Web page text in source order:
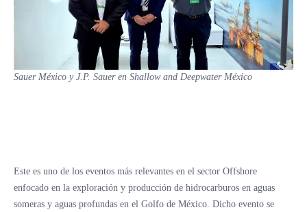
Sauer México y J.P. Sauer en Shallow and Deepwater México
Este es uno de los eventos más relevantes en el sector Offshore
enfocado en la exploración y producción de hidrocarburos en aguas
someras y aguas profundas en el Golfo de México. Dicho evento se